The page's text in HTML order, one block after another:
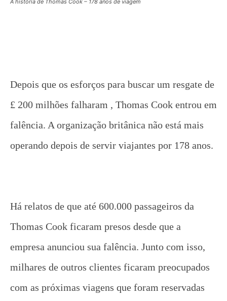
Depois que os esforços para buscar um resgate de
£ 200 milhões falharam , Thomas Cook entrou em
falência. A organização britânica não está mais
operando depois de servir viajantes por 178 anos.
Há relatos de que até 600.000 passageiros da
Thomas Cook ficaram presos desde que a
empresa anunciou sua falência. Junto com isso,
milhares de outros clientes ficaram preocupados
com as próximas viagens que foram reservadas